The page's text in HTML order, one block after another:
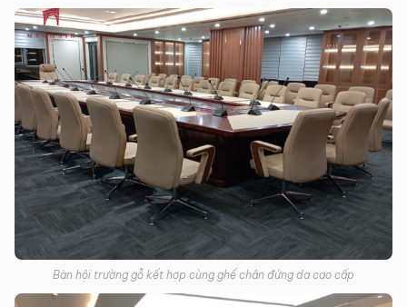
Bàn hội trường gỗ kết hợp cùng ghế chân đứng da cao cấp